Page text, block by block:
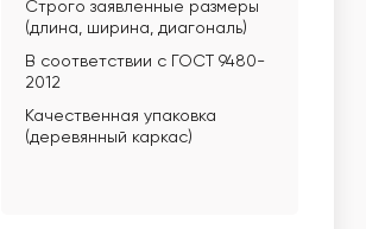
Строго заявленные размеры
(длина, ширина, диагональ)
В соответствии с ГОСТ 9480-
2012
Качественная упаковка
(деревянный каркас)